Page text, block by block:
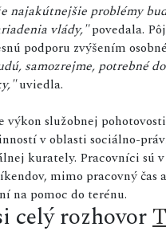
najakútnejšie problémy
vlády,"povedala.
podporu zvýšením
samozrejme, potrebné
uviedla.
výkon služobnej
v oblasti sociálno-
kurately. Pracovníci sú
mimo pracovný čas
na pomoc do terénu.
celý rozhovor